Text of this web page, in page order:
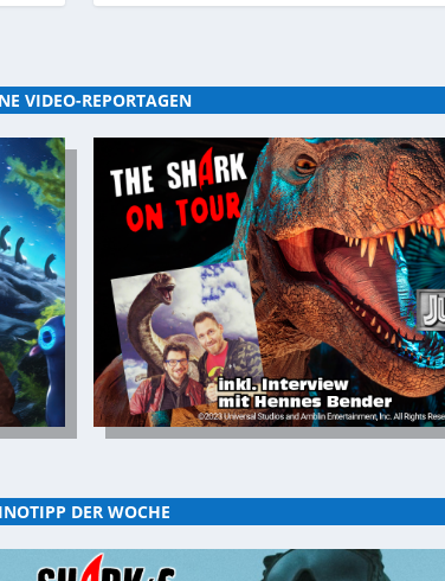
VIDEO-REPORTAGEN
DER WOCHE